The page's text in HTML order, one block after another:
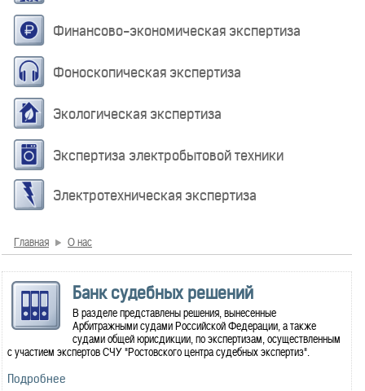
Финансово-экономическая экспертиза
Фоноскопическая экспертиза
Экологическая экспертиза
Экспертиза электробытовой техники
Электротехническая экспертиза
Главная О нас
Банк судебных решений
В разделе представлены решения, вынесенные
Арбитражными судами Российской Федерации, а также
судами общей юрисдикции, по экспертизам, осуществленным
с участием экспертов СЧУ "Ростовского центра судебных экспертиз".
Подробнее